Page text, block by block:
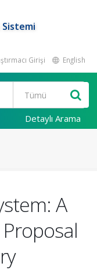
Girişi English
Detaylı Arama
A